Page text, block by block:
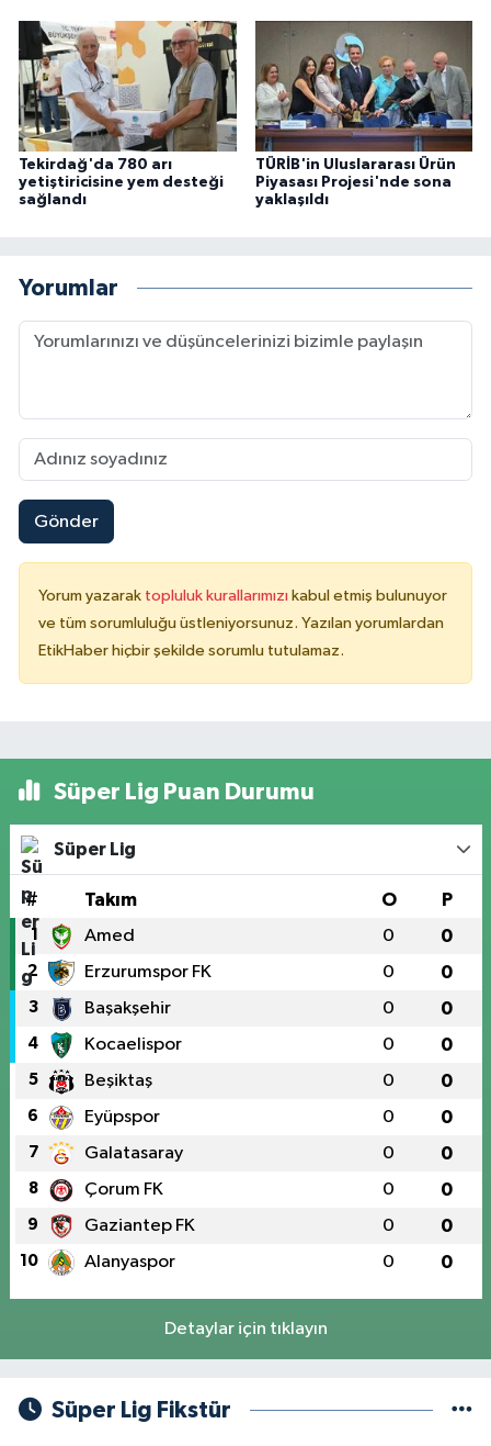
Tekirdağ'da 780 arı
yetiştiricisine yem desteği
sağlandı
TÜRİB'in Uluslararası Ürün
Piyasası Projesi'nde sona
yaklaşıldı
Yorumlar
Gönder
Yorum yazarak topluluk kurallarımızı kabul etmiş bulunuyor
ve tüm sorumluluğu üstleniyorsunuz. Yazılan yorumlardan
EtikHaber hiçbir şekilde sorumlu tutulamaz.
Süper Lig Puan Durumu
Süper Lig
# Takım O P
1 Amed 0 0
2 Erzurumspor FK 0 0
3 Başakşehir 0 0
4 Kocaelispor 0 0
5 Beşiktaş 0 0
6 Eyüpspor 0 0
7 Galatasaray 0 0
8 Çorum FK 0 0
9 Gaziantep FK 0 0
10 Alanyaspor 0 0
Detaylar için tıklayın
Süper Lig Fikstür